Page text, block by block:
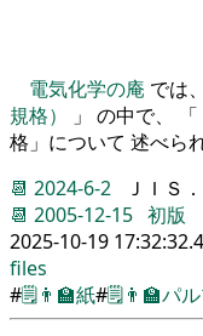
電気化学の庵 では
規格）
」 の中で、
格」について 述べら
📆 2024-6-2
ＪＩＳ
📆 2005-12-15 初版
2025-10-19
files
#🗒️👨‍🏫紙#🗒️👨‍🏫パ